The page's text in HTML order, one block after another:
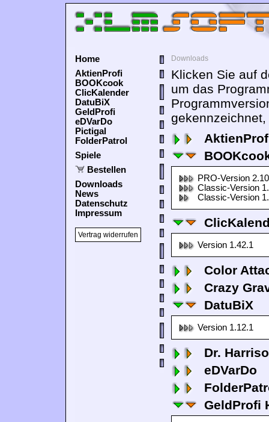
Home
AktienProfi
BOOKcook
ClicKalender
DatuBiX
GeldProfi
eDVarDo
Pictigal
FolderPatrol
Spiele
Bestellen
Downloads
News
Datenschutz
Impressum
Vertrag widerrufen
Downloads
Klicken Sie auf
um das
PRO-Version
Classic-Version
Classic-Version
Version 1.42.1
Color
Crazy
DatuBiX
Version 1.12.1
Dr.
eDVarDo
GeldProfi